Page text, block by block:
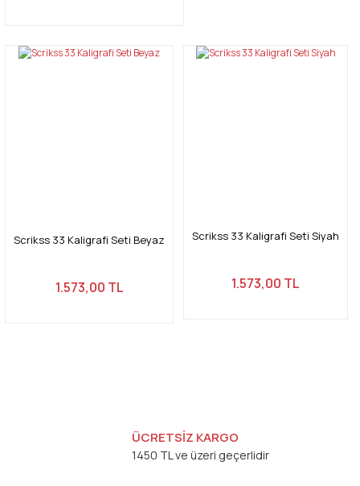
Scrikss 33 Kaligrafi Seti Beyaz
1.573,00 TL
Scrikss 33 Kaligrafi Seti Siyah
1.573,00 TL
ÜCRETSİZ KARGO
1450 TL ve üzeri geçerlidir